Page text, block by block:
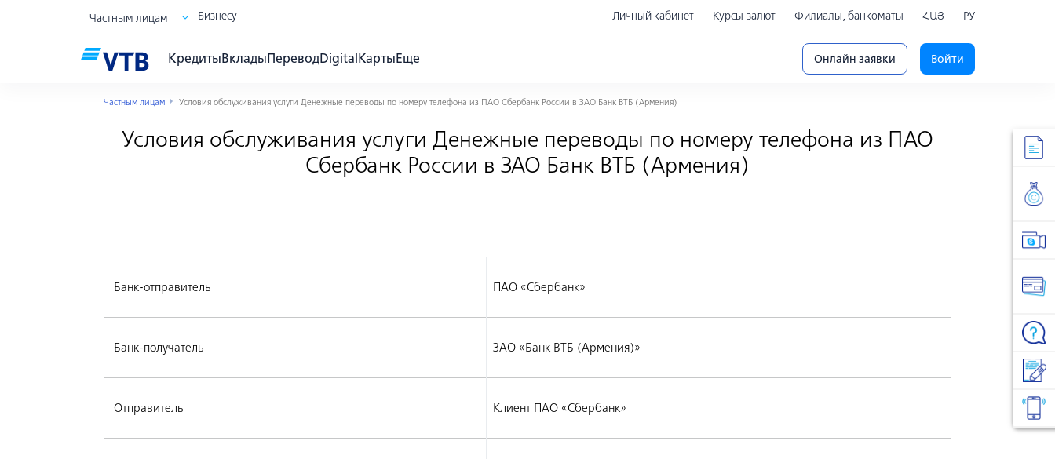
Частным лицам Бизнесу Личный кабинет Курсы валют Филиалы, банкоматы ՀԱՅ РУ
КредитыВкладыПереводDigitalКартыЕще Онлайн заявки Войти
Частным лицам Условия обслуживания услуги Денежные переводы по номеру телефона из ПАО Сбербанк России в ЗАО Банк ВТБ (Армения)
Условия обслуживания услуги Денежные переводы по номеру телефона из ПАО
Сбербанк России в ЗАО Банк ВТБ (Армения)
Банк-отправитель ПАО «Сбербанк»
Банк-получатель ЗАО «Банк ВТБ (Армения)»
Отправитель Клиент ПАО «Сбербанк»